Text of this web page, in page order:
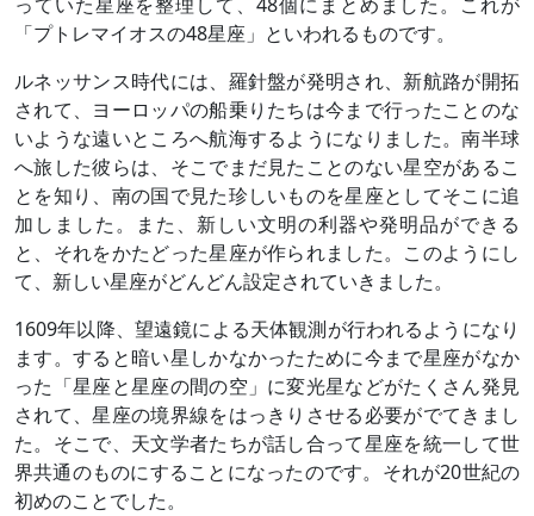
っていた星座を整理して、48個にまとめました。これが
「プトレマイオスの48星座」といわれるものです。
ルネッサンス時代には、羅針盤が発明され、新航路が開拓
されて、ヨーロッパの船乗りたちは今まで行ったことのな
いような遠いところへ航海するようになりました。南半球
へ旅した彼らは、そこでまだ見たことのない星空があるこ
とを知り、南の国で見た珍しいものを星座としてそこに追
加しました。また、新しい文明の利器や発明品ができる
と、それをかたどった星座が作られました。このようにし
て、新しい星座がどんどん設定されていきました。
1609年以降、望遠鏡による天体観測が行われるようになり
ます。すると暗い星しかなかったために今まで星座がなか
った「星座と星座の間の空」に変光星などがたくさん発見
されて、星座の境界線をはっきりさせる必要がでてきまし
た。そこで、天文学者たちが話し合って星座を統一して世
界共通のものにすることになったのです。それが20世紀の
初めのことでした。